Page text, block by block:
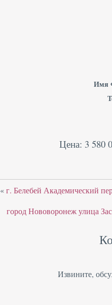
Имя
Цена: 3 580
«г. Белебей Академический
город Нововоронеж улица
Извините,